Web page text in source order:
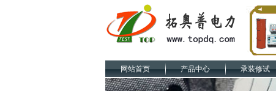
网站首页 产品中心 承装修试